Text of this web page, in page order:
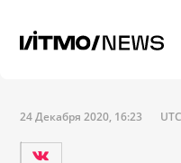
24 Декабря 2020, 16:23